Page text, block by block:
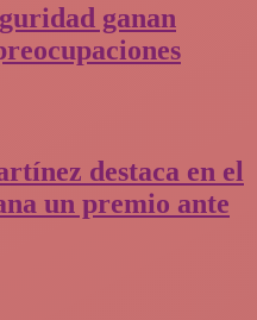
ganan
destaca en el
un premio ante